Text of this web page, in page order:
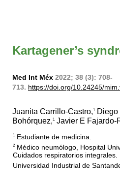
Kartagener’s
Med Int Méx 2022; 38 (3): 708-
713. https://doi.org/10.24245/
Juanita Carrillo-Castro,1
Diego
Bohórquez,1 Javier E Fajardo-
1 Estudiante de medicina.
2 Médico neumólogo, Hospital
Cuidados respiratorios integrales.
Universidad Industrial de